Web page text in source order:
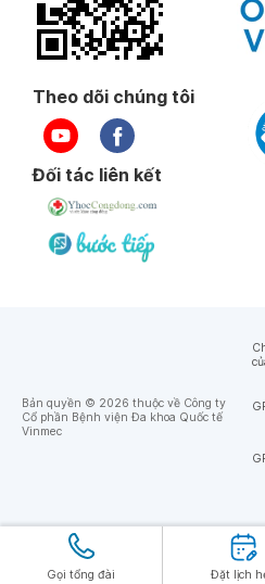
Gọi tổng đài Đặt lịch
Theo dõi chúng tôi
Đối tác liên kết
Bản quyền © 2026 thuộc về Công ty
Cổ phần Bệnh viện Đa khoa Quốc tế
Vinmec